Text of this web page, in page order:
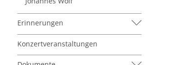
Erinnerungen
Konzertveranstaltungen